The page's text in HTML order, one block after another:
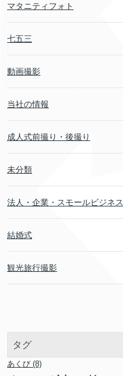
マタニティフォト
七五三
動画撮影
当社の情報
成人式前撮り・後撮り
未分類
法人・企業・スモールビジネス
結婚式
観光旅行撮影
タグ
あくび (8)